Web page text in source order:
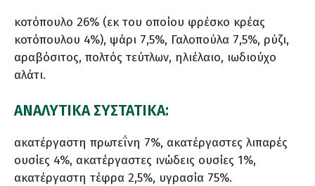
κοτόπουλο 26% (εκ του οποίου φρέσκο κρέας
κοτόπουλου 4%), ψάρι 7,5%, Γαλοπούλα 7,5%, ρύζι,
αραβόσιτος, πολτός τεύτλων, ηλιέλαιο, ιωδιούχο
αλάτι.
ΑΝΑΛΥΤΙΚΑ ΣΥΣΤΑΤΙΚΑ:
ακατέργαστη πρωτεΐνη 7%, ακατέργαστες λιπαρές
ουσίες 4%, ακατέργαστες ινώδεις ουσίες 1%,
ακατέργαστη τέφρα 2,5%, υγρασία 75%.